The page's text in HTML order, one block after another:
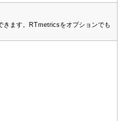
きます。RTmetricsをオプションでも